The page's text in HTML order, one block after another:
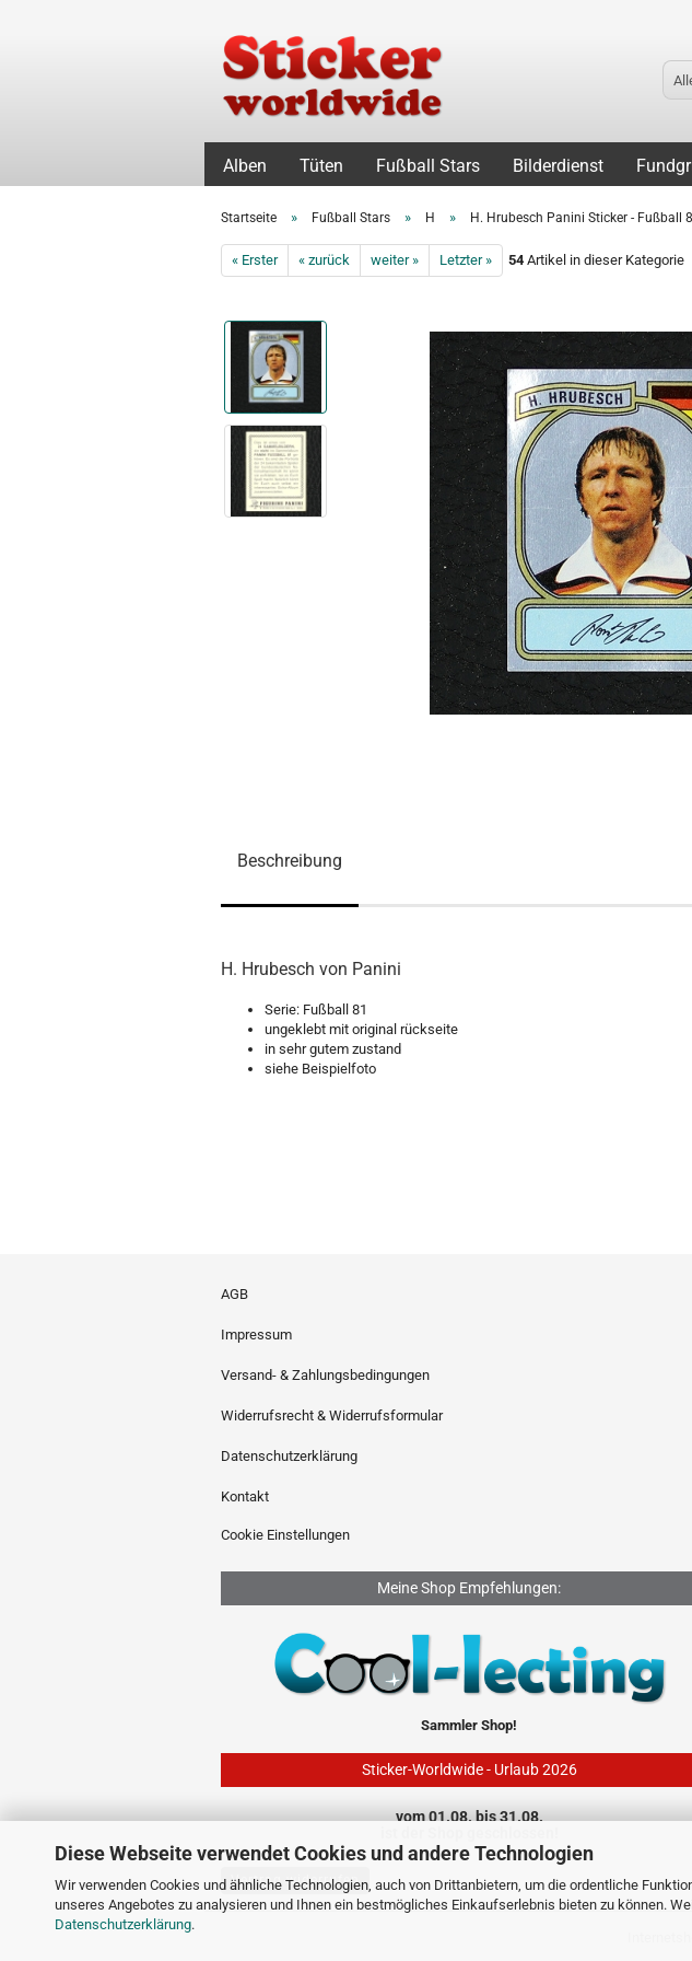
Diese Webseite verwendet Cookies und andere Technologien
Wir verwenden Cookies und ähnliche Technologien, auch von Drittanbietern, um die ordentliche
unseres Angebotes zu analysieren und Ihnen ein bestmögliches Einkaufserlebnis bieten zu können.
Datenschutzerklärung.
Alben Tüten Fußball Stars Bilderdienst
Startseite » Fußball Stars » H » H. Hrubesch Panini Sticker - Fußball
« Erster « zurück weiter » Letzter » 54Artikel in dieser Kategorie
Beschreibung
H. Hrubesch von Panini
Serie: Fußball 81
ungeklebt mit original rückseite
in sehr gutem zustand
siehe Beispielfoto
AGB
Impressum
Versand- & Zahlungsbedingungen
Widerrufsrecht & Widerrufsformular
Datenschutzerklärung
Kontakt
Cookie Einstellungen
Meine Shop Empfehlungen:
Sammler Shop!
Sticker-Worldwide - Urlaub 2026
vom 01.08. bis 31.08.
Vertrag widerrufen